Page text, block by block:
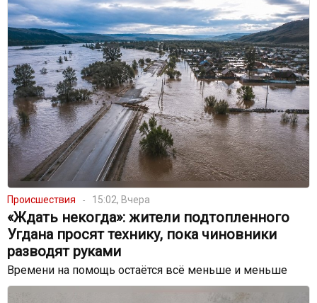
Происшествия 15:02, Вчера
«Ждать некогда»: жители подтопленного
Угдана просят технику, пока чиновники
разводят руками
Времени на помощь остаётся всё меньше и меньше